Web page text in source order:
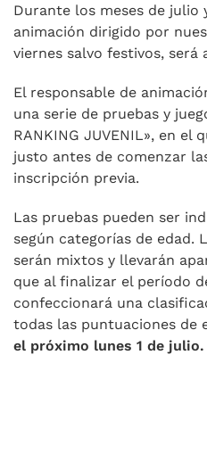
Durante los meses de julio
animación dirigido por
viernes salvo festivos, será
El responsable de
una serie de pruebas y
RANKING JUVENIL», en el
justo antes de comenzar
inscripción previa.
Las pruebas pueden ser
según categorías de edad.
serán mixtos y llevarán
que al finalizar el período
confeccionará una
todas las puntuaciones de
el próximo lunes 1 de julio.